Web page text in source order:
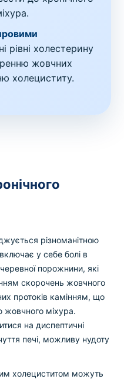
рівні холестерину
жовчних
холециститу.
різноманітною
у себе болі в
порожнини, які
скорочень жовчного
протоків камінням, що
жовчного міхура.
на диспептичні
печі, можливу нудоту
холециститом можуть